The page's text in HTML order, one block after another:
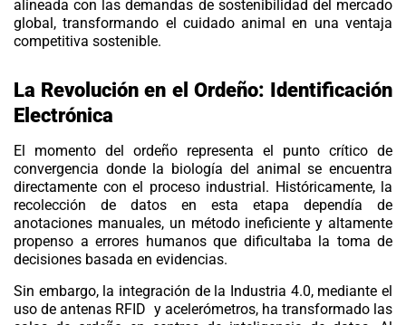
alineada con las demandas de sostenibilidad del mercado
global, transformando el cuidado animal en una ventaja
competitiva sostenible.
La Revolución en el Ordeño: Identificación
Electrónica
El momento del ordeño representa el punto crítico de
convergencia donde la biología del animal se encuentra
directamente con el proceso industrial. Históricamente, la
recolección de datos en esta etapa dependía de
anotaciones manuales, un método ineficiente y altamente
propenso a errores humanos que dificultaba la toma de
decisiones basada en evidencias.
Sin embargo, la integración de la Industria 4.0, mediante el
uso deantenas RFID y acelerómetros, ha transformado las